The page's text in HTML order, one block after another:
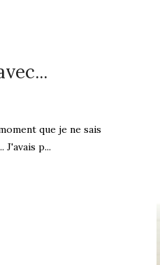
que je ne sais
p...